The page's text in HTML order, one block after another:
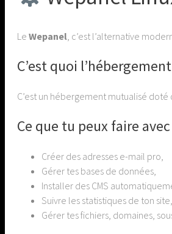
Le Wepanel , c’est l’alternative
C’est quoi
C’est un hébergement mutualisé doté
Ce que tu peux faire
Créer des adresses e-mail pro,
Gérer tes bases de données,
Installer des CMS
Suivre les statistiques de ton site,
Gérer tes fichiers, domaines,